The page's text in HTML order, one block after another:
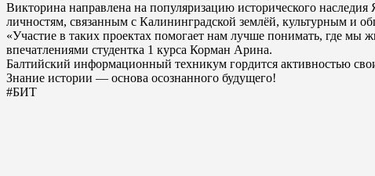
Викторина направлена на популяризацию исторического
личностям, связанным с Калининградской землёй, культурным и
«Участие в таких проектах помогает нам лучше понимать, где мы
впечатлениями студентка 1 курса Корман Арина.
Балтийский информационный техникум гордится активностью
Знание истории — основа осознанного будущего!
#БИТ